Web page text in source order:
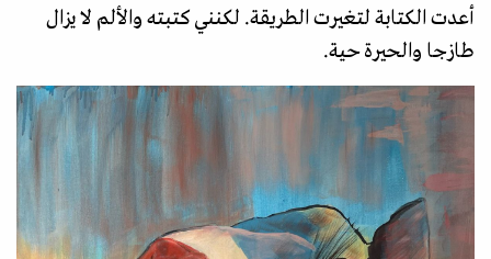
أعدت الكتابة لتغيرت الطريقة. لكنني كتبته والألم لا يزال
طازجا والحيرة حية.